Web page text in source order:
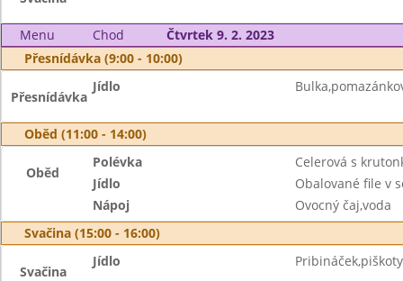
Menu Chod
Čtvrtek 9. 2. 2023
Přesnídávka (9:00 - 10:00)
Přesnídávka
Jídlo
Oběd (11:00 - 14:00)
Oběd
Polévka
Celerová s
Jídlo
Obalované file v
Nápoj
Ovocný čaj,voda
Svačina (15:00 - 16:00)
Svačina
Jídlo Pribináček,piškoty